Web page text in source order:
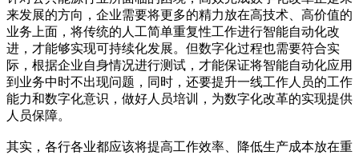
来发展的方向，企业需要将更多的精力放在高技术、高价值的
业务上面，将传统的人工简单重复性工作进行智能自动化改
进，才能够实现可持续化发展。但数字化过程也需要符合实
际，根据企业自身情况进行测试，才能保证将智能自动化应用
到业务中时不出现问题，同时，还要提升一线工作人员的工作
能力和数字化意识，做好人员培训，为数字化改革的实现提供
人员保障。
其实，各行各业都应该将提高工作效率、降低生产成本放在重